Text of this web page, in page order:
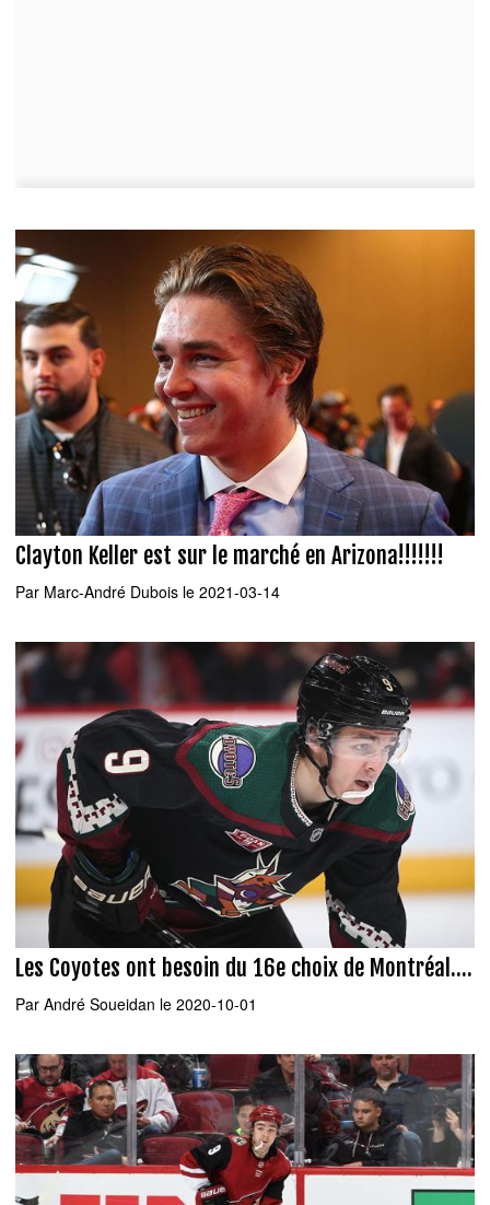
Clayton Keller est sur le marché en Arizona!!!!!!!
Par Marc-André Dubois le 2021-03-14
Les Coyotes ont besoin du 16e choix de Montréal....
Par André Soueidan le 2020-10-01